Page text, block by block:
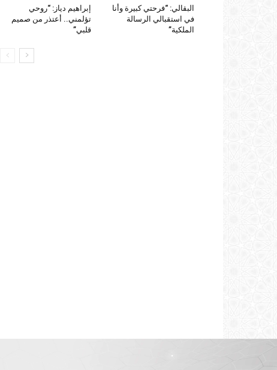
إبراهيم دياز: “روحي
تؤلمني.. أعتذر من صميم
قلبي”
البقالي: “فرحتي كبيرة وأنا
في استقبالي الرسالة
الملكية”